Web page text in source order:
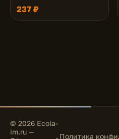
(композит) 111х42
237 ₽
© 2026 Ecola-
im.ru —
Политика